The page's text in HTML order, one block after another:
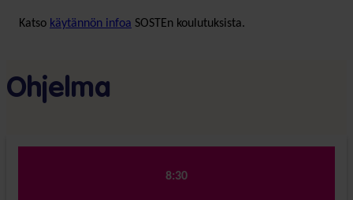
Katso käytännön infoa SOSTEn koulutuksista.
Ohjelma
8:30